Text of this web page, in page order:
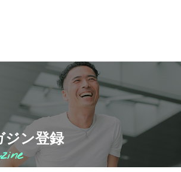
ジン登録